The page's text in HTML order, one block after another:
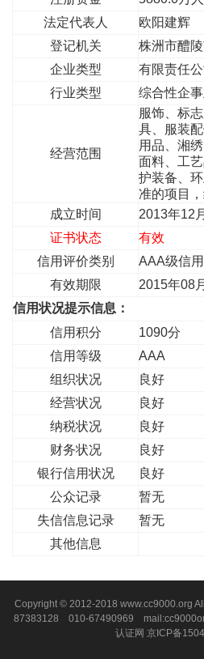
法定代表人
欧阳建辉
登记机关
株洲市醴
企业类型
有限责任
行业类型
综合性企
经营范围
服饰、标
具、服装
用品、湘
面料、工
护装备、
准的项目
成立时间
2013年12
证书状态
有效
信用评价类别
AAA级信
有效期限
2015年08
信用状况提示信息：
信用积分
1090分
信用等级
AAA
组织状况
良好
经营状况
良好
纳税状况
良好
财务状况
良好
银行信用状况
良好
公众记录
暂无
失信信息记录
暂无
其他信息
Copyright © 2012-2018 www.cc9000.org
87383128 010-67490969
认证网 京ICP备